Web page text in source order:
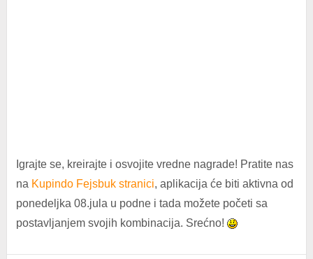
Igrajte se, kreirajte i osvojite vredne nagrade! Pratite nas
na Kupindo Fejsbuk stranici, aplikacija će biti aktivna od
ponedeljka 08.jula u podne i tada možete početi sa
postavljanjem svojih kombinacija. Srećno!